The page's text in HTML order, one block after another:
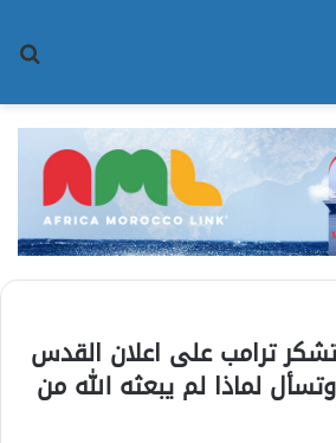
ترامب على اعلان القدس
لماذا لم يبعثه الله من